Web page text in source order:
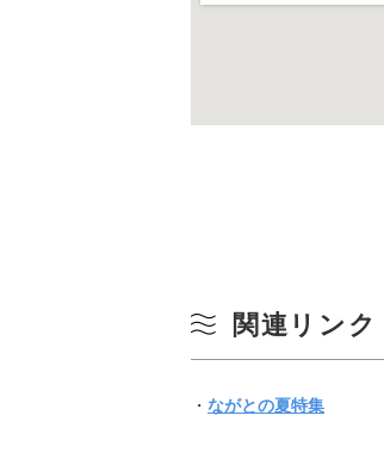
関連リンク
・ ながとの夏特集